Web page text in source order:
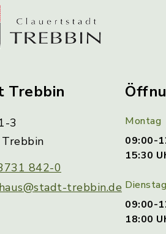
Trebbin
3
842-0
trebbin.de
Montag
09:00-
15:30
Dienstag
09:00-
18:00